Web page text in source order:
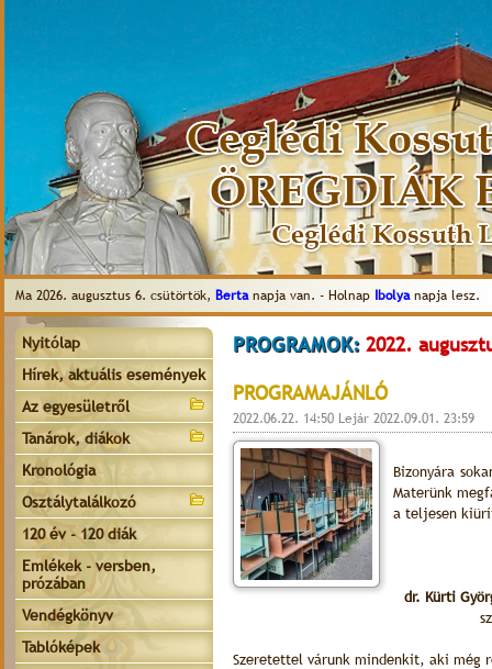
Ma 2026. augusztus 6. csütörtök, Bertanapja van. - Holnap Ibolyanapja lesz.
Nyitólap
Hírek, aktuális események
Az egyesületről
Tanárok, diákok
Kronológia
Osztálytalálkozó
120 év - 120 diák
Emlékek - versben,
prózában
Vendégkönyv
Tablóképek
PROGRAMOK: 2022.
PROGRAMAJÁNLÓ
2022.06.22. 14:50 Lejár 2022.09.01. 23:59
Bizonyára
Materünk
a teljesen
dr. Kürti
Szeretettel várunk mindenkit, aki még